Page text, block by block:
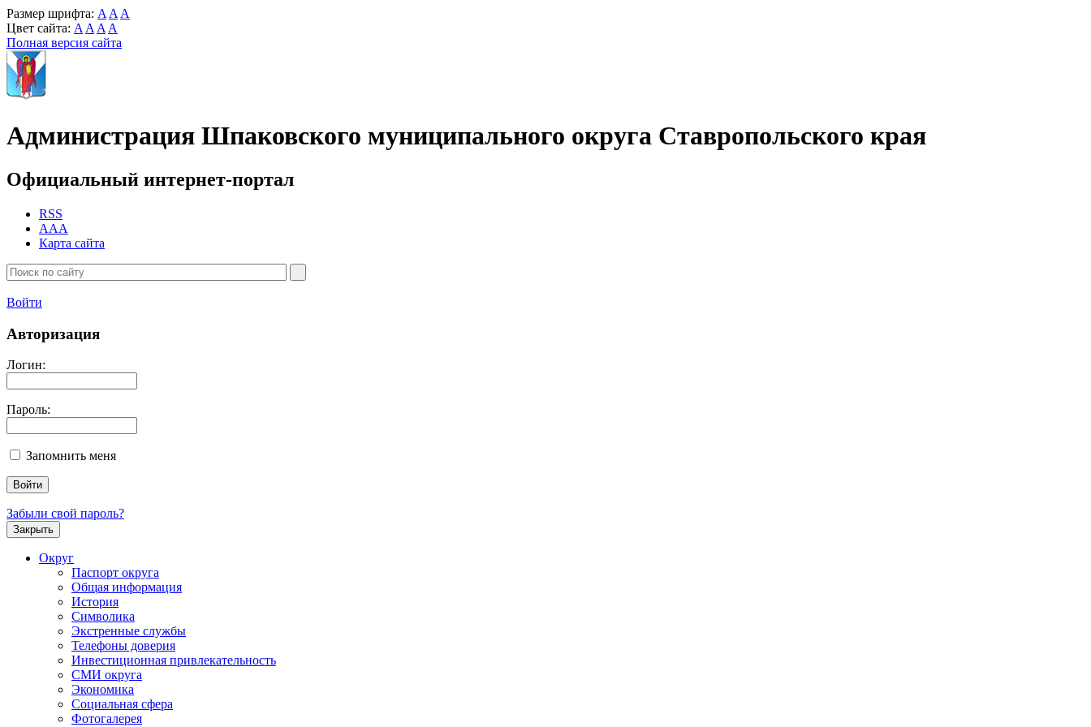
Размер шрифта: A A A
Цвет сайта: A A A A
Полная версия сайта
Администрация Шпаковского муниципального округа Ставропольского края
Официальный интернет-портал
RSS
AAA
Карта сайта
Войти
Авторизация
Логин:
Пароль:
Запомнить меня
Забыли свой пароль?
Закрыть
Округ
Паспорт округа
Общая информация
История
Символика
Экстренные службы
Телефоны доверия
Инвестиционная привлекательность
СМИ округа
Экономика
Социальная сфера
Фотогалерея